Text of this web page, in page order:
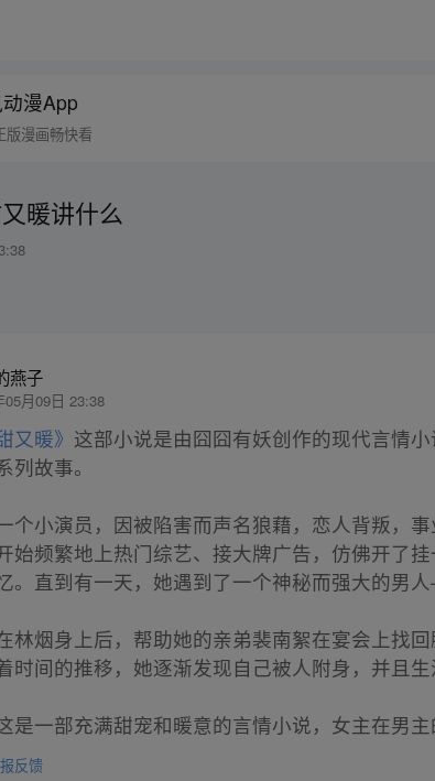
漫App
版漫画畅快看
暖讲什么
燕子
05月09日 23:38
又暖》 这部小说是由囧囧有妖创作的现代言情
列故事。
个小演员，因被陷害而声名狼藉，恋人背叛，
始频繁地上热门综艺、接大牌广告，仿佛开了
。直到有一天，她遇到了一个神秘而强大的男
林烟身上后，帮助她的亲弟裴南絮在宴会上找
时间的推移，她逐渐发现自己被人附身，并且
是一部充满甜宠和暖意的言情小说，女主在男
反馈